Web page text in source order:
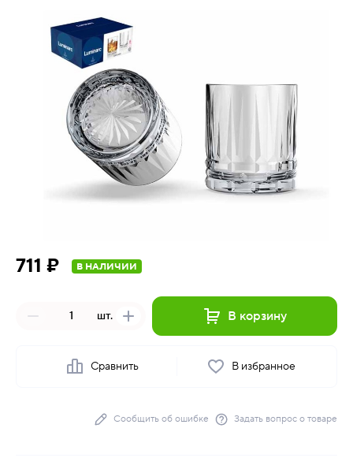
711 ₽ В НАЛИЧИИ
шт. В корзину
Сравнить В избранное
Сообщить об ошибке Задать вопрос о товаре